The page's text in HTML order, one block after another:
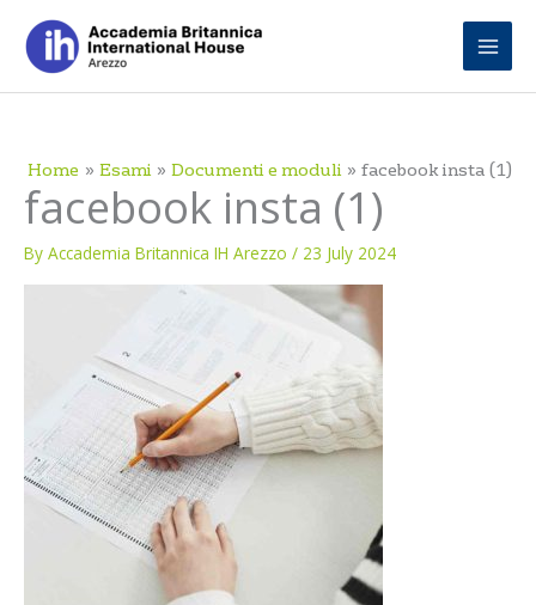
content
Home Esami Documenti e moduli facebook insta (1)
facebook insta (1)
By Accademia Britannica IH Arezzo / 23 July 2024